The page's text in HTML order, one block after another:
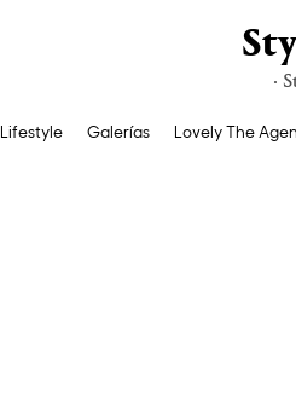
·
Lifestyle Galerías Lovely The